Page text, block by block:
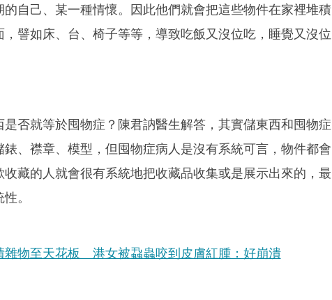
自己、某一種情懷。因此他們就會把這些物件在家裡堆積
譬如床、台、椅子等等，導致吃飯又沒位吃，睡覺又沒位
否就等於囤物症？陳君訥醫生解答，其實儲東西和囤物症
、襟章、模型，但囤物症病人是沒有系統可言，物件都會
藏的人就會很有系統地把收藏品收集或是展示出來的，最
。
雜物至天花板 港女被蝨蟲咬到皮膚紅腫：好崩潰